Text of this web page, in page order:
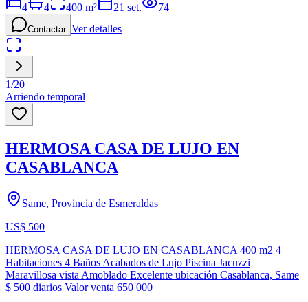
4 4 400 m² 21 set. 74
Contactar Ver detalles
1/20
Arriendo temporal
HERMOSA CASA DE LUJO EN
CASABLANCA
Same, Provincia de Esmeraldas
US$ 500
HERMOSA CASA DE LUJO EN CASABLANCA 400 m2 4
Habitaciones 4 Baños Acabados de Lujo Piscina Jacuzzi
Maravillosa vista Amoblado Excelente ubicación Casablanca, Same
$ 500 diarios Valor venta 650 000